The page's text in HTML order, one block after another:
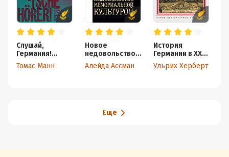
Слушай,
Германия!
Радиообращен
ия 1940–1945
Томас Манн
Новое
недовольство
мемориальной
культурой
Алейда Ассман
История
Германии в ХХ
веке. Том II
Ульрих Херберт
Еще